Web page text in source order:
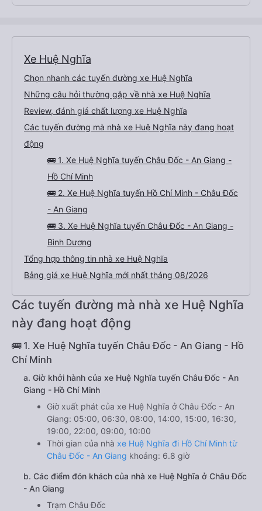
Xe Huệ Nghĩa
Chọn nhanh các tuyến đường xe Huệ Nghĩa
Những câu hỏi thường gặp về nhà xe Huệ Nghĩa
Review, đánh giá chất lượng xe Huệ Nghĩa
Các tuyến đường mà nhà xe Huệ Nghĩa này đang hoạt
động
🚌 1. Xe Huệ Nghĩa tuyến Châu Đốc - An Giang -
Hồ Chí Minh
🚌 2. Xe Huệ Nghĩa tuyến Hồ Chí Minh - Châu Đốc
- An Giang
🚌 3. Xe Huệ Nghĩa tuyến Châu Đốc - An Giang -
Bình Dương
Tổng hợp thông tin nhà xe Huệ Nghĩa
Bảng giá xe Huệ Nghĩa mới nhất tháng 08/2026
Các tuyến đường mà nhà xe Huệ Nghĩa
này đang hoạt động
🚌 1. Xe Huệ Nghĩa tuyến Châu Đốc - An Giang - Hồ
Chí Minh
a. Giờ khởi hành của xe Huệ Nghĩa tuyến Châu Đốc - An
Giang - Hồ Chí Minh
Giờ xuất phát của xe Huệ Nghĩa ở Châu Đốc - An
Giang: 05:00, 06:30, 08:00, 14:00, 15:00, 16:30,
19:00, 22:00, 09:00, 10:00
Thời gian của nhà xe Huệ Nghĩa đi Hồ Chí Minh từ
Châu Đốc - An Giang khoảng: 6.8 giờ
b. Các điểm đón khách của nhà xe Huệ Nghĩa ở Châu Đốc
- An Giang
Trạm Châu Đốc